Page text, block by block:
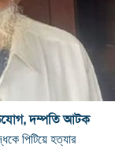
দম্পতি আটক
পিটিয়ে হত্যার